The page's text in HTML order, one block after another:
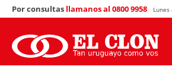
Por consultas llamanos al 0800 9958